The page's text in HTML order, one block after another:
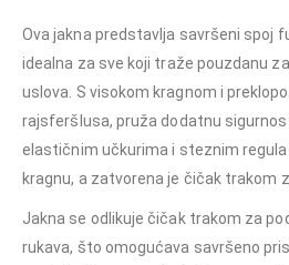
Ova jakna predstavlja savršeni spoj
idealna za sve koji traže pouzdanu
uslova. S visokom kragnom i
rajsferšlusa, pruža dodatnu
elastičnim učkurima i steznim
kragnu, a zatvorena je čičak trakom
Jakna se odlikuje čičak trakom za
rukava, što omogućava savršeno